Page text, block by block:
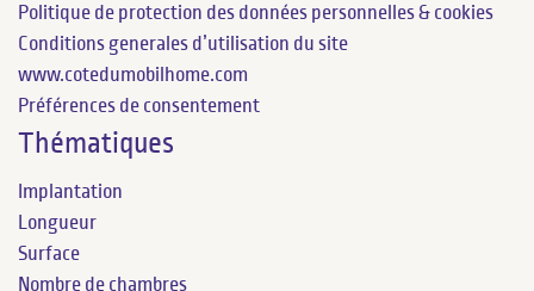
Politique de protection des données personnelles & cookies
Conditions generales d’utilisation du site
www.cotedumobilhome.com
Préférences de consentement
Thématiques
Implantation
Longueur
Surface
Nombre de chambres